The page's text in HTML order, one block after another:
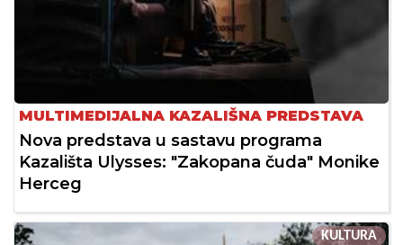
MULTIMEDIJALNA KAZALIŠNA PREDSTAVA
Nova predstava u sastavu programa
Kazališta Ulysses: "Zakopana čuda" Monike
Herceg
KULTURA